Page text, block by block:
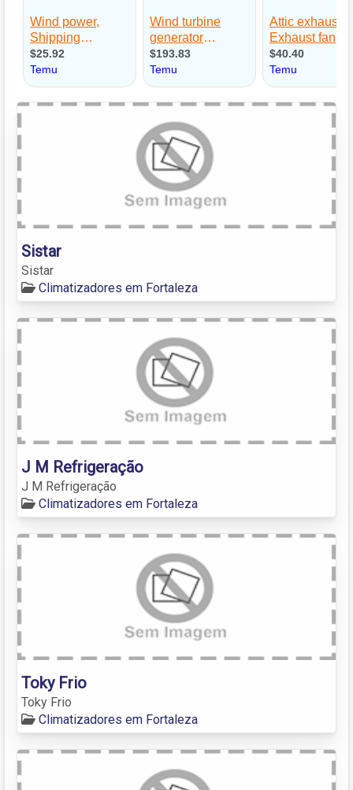
Sistar
Sistar
Climatizadores em Fortaleza
J M Refrigeração
J M Refrigeração
Climatizadores em Fortaleza
Toky Frio
Toky Frio
Climatizadores em Fortaleza